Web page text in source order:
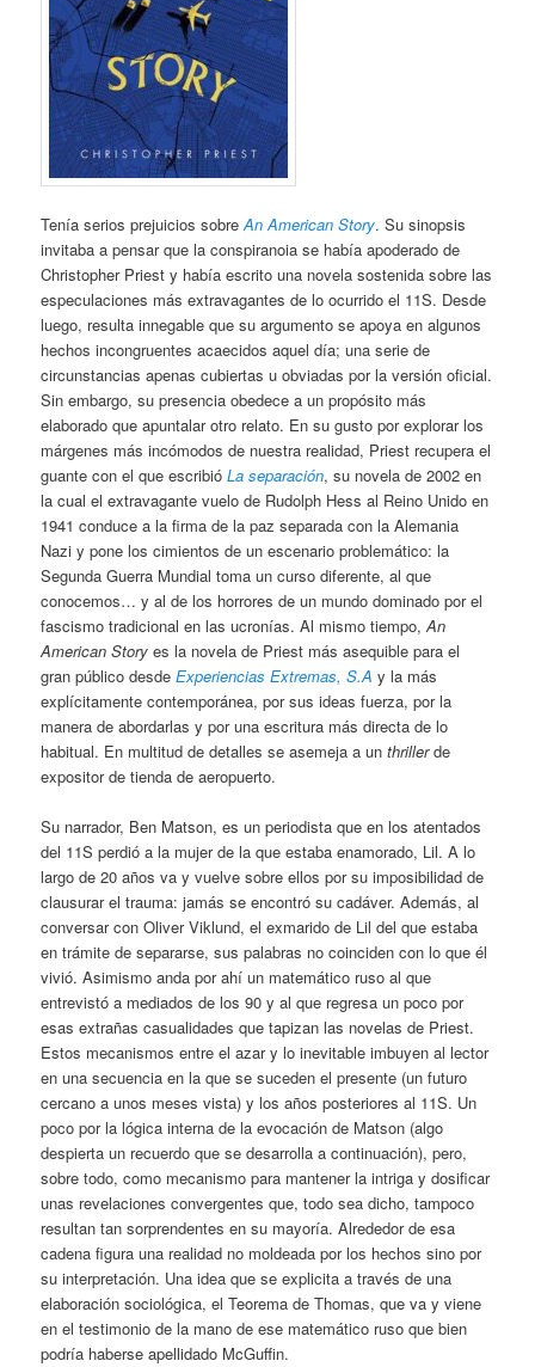
Tenía serios prejuicios sobreAn American Story. Su sinopsis
invitaba a pensar que la conspiranoia se había apoderado de
Christopher Priest y había escrito una novela sostenida sobre las
especulaciones más extravagantes de lo ocurrido el 11S. Desde
luego, resulta innegable que su argumento se apoya en algunos
hechos incongruentes acaecidos aquel día; una serie de
circunstancias apenas cubiertas u obviadas por la versión oficial.
Sin embargo, su presencia obedece a un propósito más
elaborado que apuntalar otro relato. En su gusto por explorar los
márgenes más incómodos de nuestra realidad, Priest recupera el
guante con el que escribió La separación, su novela de 2002 en
la cual el extravagante vuelo de Rudolph Hess al Reino Unido en
1941 conduce a la firma de la paz separada con la Alemania
Nazi y pone los cimientos de un escenario problemático: la
Segunda Guerra Mundial toma un curso diferente, al que
conocemos… y al de los horrores de un mundo dominado por el
fascismo tradicional en las ucronías. Al mismo tiempo,An
American Story es la novela de Priest más asequible para el
gran público desdeExperiencias Extremas, S.Ay la más
explícitamente contemporánea, por sus ideas fuerza, por la
manera de abordarlas y por una escritura más directa de lo
habitual. En multitud de detalles se asemeja a unthrillerde
expositor de tienda de aeropuerto.
Su narrador, Ben Matson, es un periodista que en los atentados
del 11S perdió a la mujer de la que estaba enamorado, Lil. A lo
largo de 20 años va y vuelve sobre ellos por su imposibilidad de
clausurar el trauma: jamás se encontró su cadáver. Además, al
conversar con Oliver Viklund, el exmarido de Lil del que estaba
en trámite de separarse, sus palabras no coinciden con lo que él
vivió. Asimismo anda por ahí un matemático ruso al que
entrevistó a mediados de los 90 y al que regresa un poco por
esas extrañas casualidades que tapizan las novelas de Priest.
Estos mecanismos entre el azar y lo inevitable imbuyen al lector
en una secuencia en la que se suceden el presente (un futuro
cercano a unos meses vista) y los años posteriores al 11S. Un
poco por la lógica interna de la evocación de Matson (algo
despierta un recuerdo que se desarrolla a continuación), pero,
sobre todo, como mecanismo para mantener la intriga y dosificar
unas revelaciones convergentes que, todo sea dicho, tampoco
resultan tan sorprendentes en su mayoría. Alrededor de esa
cadena figura una realidad no moldeada por los hechos sino por
su interpretación. Una idea que se explicita a través de una
elaboración sociológica, el Teorema de Thomas, que va y viene
en el testimonio de la mano de ese matemático ruso que bien
podría haberse apellidado McGuffin.